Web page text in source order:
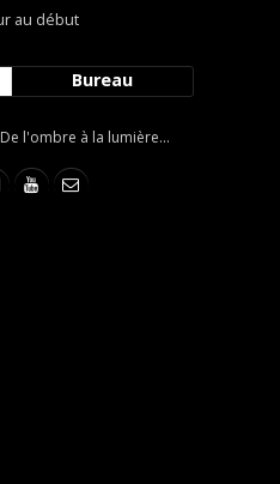
au début
Bureau
l'ombre à la lumière...